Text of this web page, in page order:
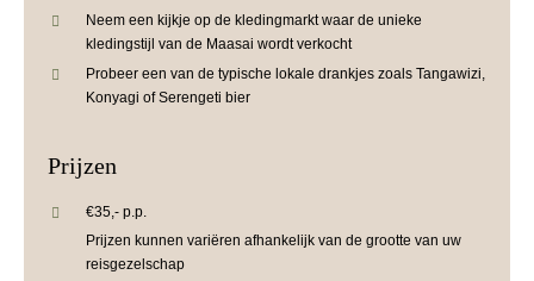
Neem een kijkje op de kledingmarkt waar de unieke
kledingstijl van de Maasai wordt verkocht
Probeer een van de typische lokale drankjes zoals Tangawizi,
Konyagi of Serengeti bier
Prijzen
€35,- p.p.
Prijzen kunnen variëren afhankelijk van de grootte van uw
reisgezelschap